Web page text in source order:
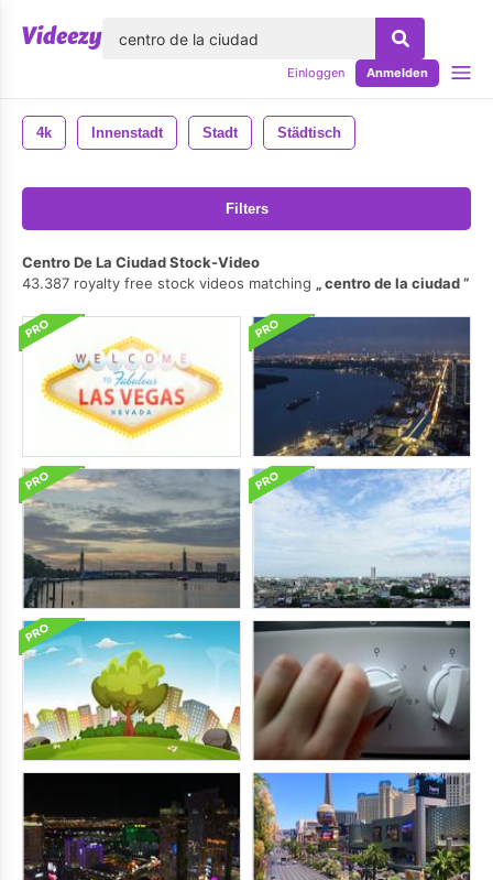
Einloggen Anmelden
4k Innenstadt Stadt Städtisch
Filters
Centro De La Ciudad Stock-Video
43.387 royalty free stock videos matching
centro de la ciudad